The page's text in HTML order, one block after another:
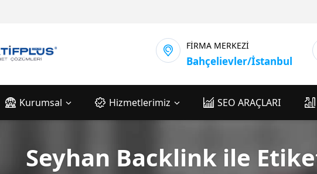
FİRMA MERKEZİ
Bahçelievler/İstanbul
Kurumsal Hizmetlerimiz SEO ARAÇLARI
Seyhan Backlink ile